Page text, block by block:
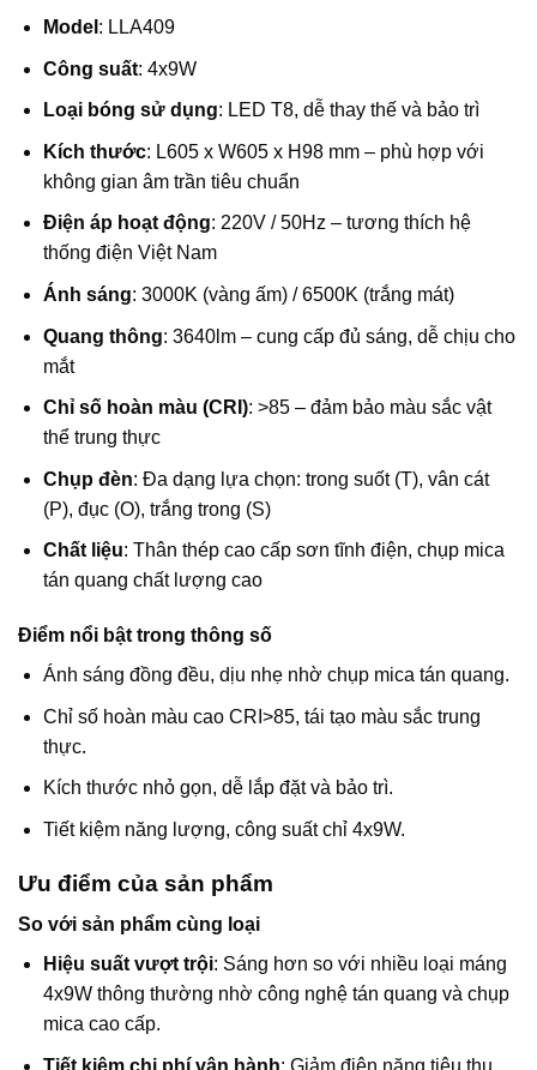
Model : LLA409
Công suất: 4x9W
Loại bóng sử dụng: LED T8, dễ thay thế và bảo trì
Kích thước: L605 x W605 x H98 mm – phù hợp với
không gian âm trần tiêu chuẩn
Điện áp hoạt động: 220V / 50Hz – tương thích hệ
thống điện Việt Nam
Ánh sáng: 3000K (vàng ấm) / 6500K (trắng mát)
Quang thông: 3640lm – cung cấp đủ sáng, dễ chịu cho
mắt
Chỉ số hoàn màu (CRI): >85 – đảm bảo màu sắc vật
thể trung thực
Chụp đèn: Đa dạng lựa chọn: trong suốt (T), vân cát
(P), đục (O), trắng trong (S)
Chất liệu: Thân thép cao cấp sơn tĩnh điện, chụp mica
tán quang chất lượng cao
Điểm nổi bật trong thông số
Ánh sáng đồng đều, dịu nhẹ nhờ chụp mica tán quang.
Chỉ số hoàn màu cao CRI>85, tái tạo màu sắc trung
thực.
Kích thước nhỏ gọn, dễ lắp đặt và bảo trì.
Tiết kiệm năng lượng, công suất chỉ 4x9W.
Ưu điểm của sản phẩm
So với sản phẩm cùng loại
Hiệu suất vượt trội: Sáng hơn so với nhiều loại máng
4x9W thông thường nhờ công nghệ tán quang và chụp
mica cao cấp.
Tiết kiệm chi phí vận hành: Giảm điện năng tiêu thụ